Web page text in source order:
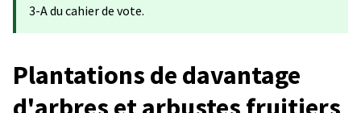
3-A du cahier de vote.
Plantations de davantage